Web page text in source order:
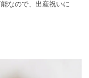
なので、出産祝いに